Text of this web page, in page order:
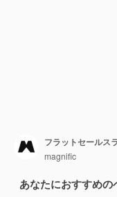
フラットセールス
magnific
あなたにおすすめの